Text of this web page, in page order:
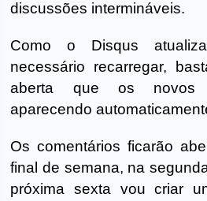
discussões intermináveis.
Como o Disqus
necessário recarregar,
aberta que os novos
aparecendo
Os comentários ficarão
final de semana, na
próxima sexta vou criar